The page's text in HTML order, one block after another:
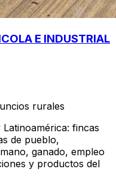
E INDUSTRIAL
rurales
fincas
de pueblo,
ganado, empleo
y productos del